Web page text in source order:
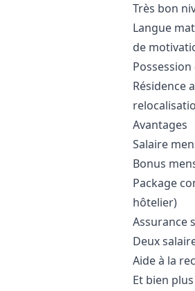
Très bon
Langue
de
Résidence
Avantages
Salaire
Bonus
Package
hôtelier)
Assurance
Deux
Aide à la
Et bien